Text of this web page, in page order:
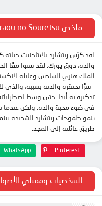
الحلقة 13
الحلقة 14
الحلقة 15
الحلقة 16
الحلقة 17
الحلقة 18
الحلقة 20
الحلقة 21
الحلقة 22
الحلقة 23
ملخص Baraou no Souretsu
لقد كرّس ريتشارد بلانتاجنيت
والده، دوق يورك. لقد شنوا معًا
الملك هنري السادس وعائلة
– سرًا تحتقره والدته بسببه،
تذكيره به أبدًا. حتى وسط
في ضوء محبة والده. ولكن عندما
تنمو طموحات ريتشارد الشديدة
طريق عائلته إلى المجد.
WhatsApp Pinterest
الشخصيات وممثلي